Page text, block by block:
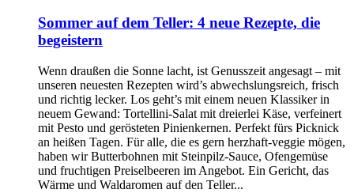
Sommer auf dem Teller: 4 neue Rezepte, die
begeistern
Wenn draußen die Sonne lacht, ist Genusszeit angesagt – mit
unseren neuesten Rezepten wird’s abwechslungsreich, frisch
und richtig lecker. Los geht’s mit einem neuen Klassiker in
neuem Gewand: Tortellini-Salat mit dreierlei Käse, verfeinert
mit Pesto und gerösteten Pinienkernen. Perfekt fürs Picknick
an heißen Tagen. Für alle, die es gern herzhaft-veggie mögen,
haben wir Butterbohnen mit Steinpilz-Sauce, Ofengemüse
und fruchtigen Preiselbeeren im Angebot. Ein Gericht, das
Wärme und Waldaromen auf den Teller...